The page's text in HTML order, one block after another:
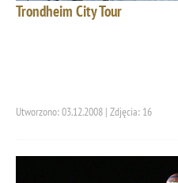
Trondheim City Tour
Utworzono: 03.12.2008 | Zdjęcia: 16